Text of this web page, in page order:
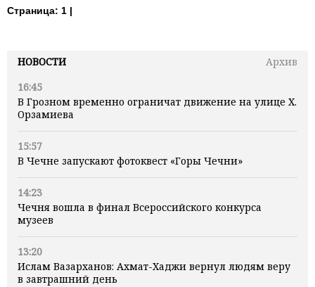
НОВОСТИ
Архив
16:45
В Грозном временно ограничат движение на улице Х.
Орзамиева
15:57
В Чечне запускают фотоквест «Горы Чечни»
14:23
Чечня вошла в финал Всероссийского конкурса
музеев
13:20
Ислам Вазарханов: Ахмат-Хаджи вернул людям веру
в завтрашний день
Страница: 1 |